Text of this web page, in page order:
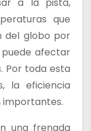
a la pista,
que
del globo por
afectar
Por toda esta
la eficiencia
importantes.
una frenada